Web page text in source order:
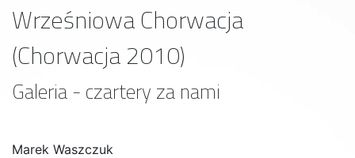
Wrześniowa Chorwacja
(Chorwacja 2010)
Galeria - czartery za nami
Marek Waszczuk